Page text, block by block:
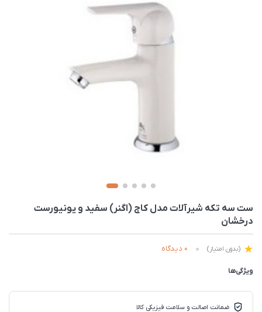
ست سه تکه شیرآلات مدل کاج (اگنر) سفید و یونیورست
درخشان
(بدون امتیاز) 0 دیدگاه
ویژگی‌ها
ضمانت اصالت و سلامت فیزیکی کالا